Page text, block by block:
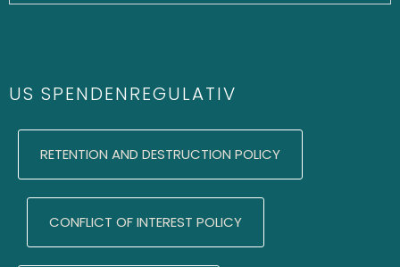
US SPENDENREGULATIV
RETENTION AND DESTRUCTION POLICY
CONFLICT OF INTEREST POLICY